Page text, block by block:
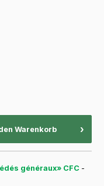
Warenkorb ›
généraux» CFC -